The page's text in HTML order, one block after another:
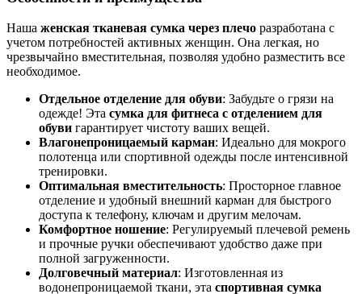
Наша женская тканевая сумка через плечо разработана с
учетом потребностей активных женщин. Она легкая, но
чрезвычайно вместительная, позволяя удобно разместить все
необходимое.
Отдельное отделение для обуви: Забудьте о грязи на
одежде! Эта сумка для фитнеса с отделением для
обуви гарантирует чистоту ваших вещей.
Влагонепроницаемый карман: Идеально для мокрого
полотенца или спортивной одежды после интенсивной
тренировки.
Оптимальная вместительность: Просторное главное
отделение и удобный внешний карман для быстрого
доступа к телефону, ключам и другим мелочам.
Комфортное ношение: Регулируемый плечевой ремень
и прочные ручки обеспечивают удобство даже при
полной загруженности.
Долговечный материал: Изготовленная из
водонепроницаемой ткани, эта спортивная сумка